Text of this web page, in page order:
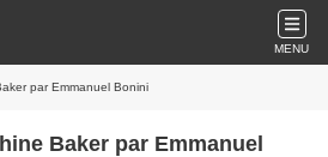
MENU
par Emmanuel Bonini
Baker par Emmanuel